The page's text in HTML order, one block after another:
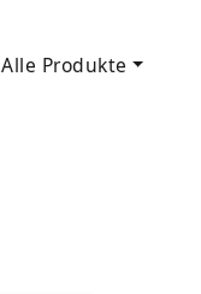
Alle Produkte